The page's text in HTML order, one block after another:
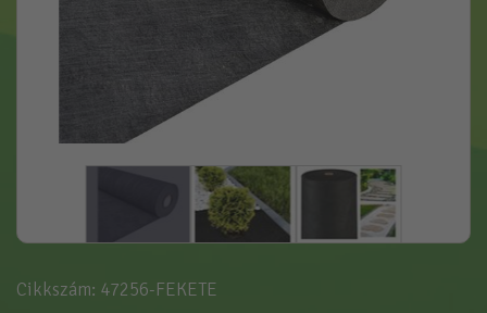
Cikkszám: 47256-FEKETE